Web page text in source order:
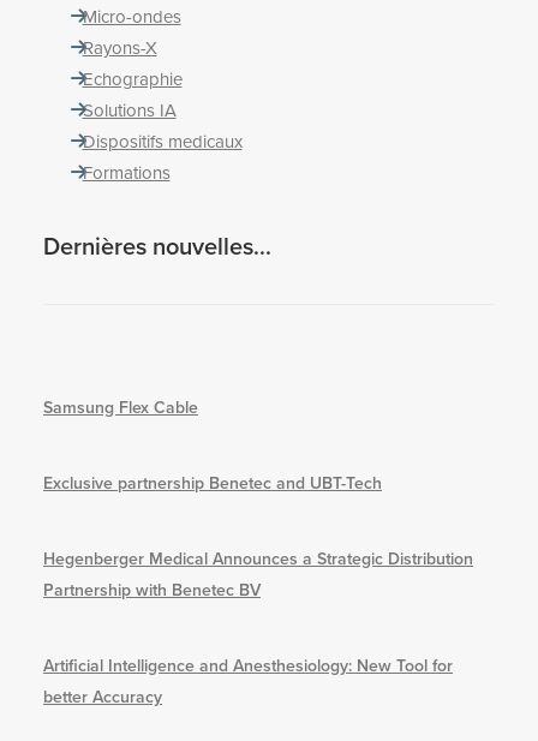
Micro-ondes
Rayons-X
Echographie
Solutions IA
Dispositifs medicaux
Formations
Dernières nouvelles...
Samsung Flex Cable
Exclusive partnership Benetec and UBT-Tech
Hegenberger Medical Announces a Strategic Distribution
Partnership with Benetec BV
Artificial Intelligence and Anesthesiology: New Tool for
better Accuracy